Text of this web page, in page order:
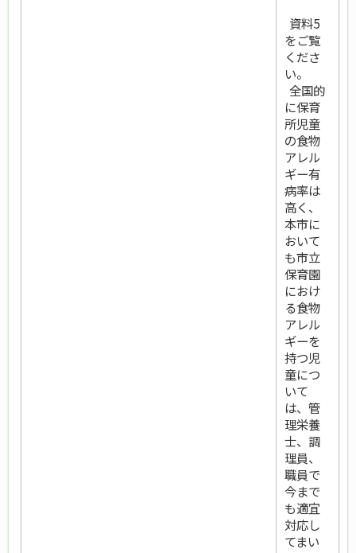
資料5
をご覧
くださ
い。
全国的
に保育
所児童
の食物
アレル
ギー有
病率は
高く、
本市に
おいて
も市立
保育園
におけ
る食物
アレル
ギーを
持つ児
童につ
いて
は、管
理栄養
士、調
理員、
職員で
今まで
も適宜
対応し
てまい